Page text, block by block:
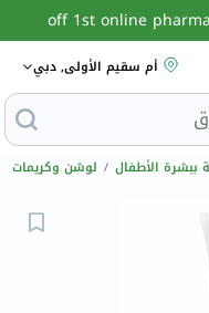
أم سقيم الأولى, دبي
ببشرة الأطفال / لوشن وكريمات